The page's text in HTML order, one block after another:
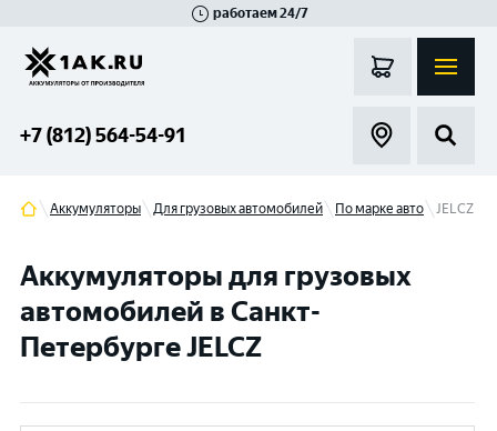
работаем 24/7
+7 (812) 564-54-91
Аккумуляторы Для грузовых автомобилей По марке авто JELCZ
Аккумуляторы для грузовых
автомобилей в Санкт-
Петербурге JELCZ
Гатчина